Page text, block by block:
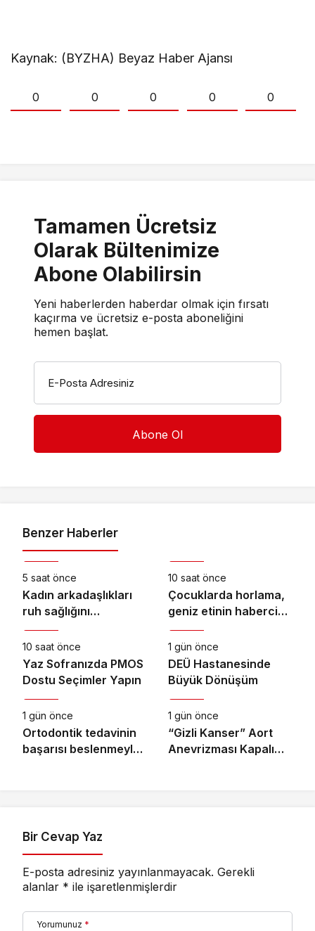
Kaynak: (BYZHA) Beyaz Haber Ajansı
0 0 0 0 0
Tamamen Ücretsiz
Olarak Bültenimize
Abone Olabilirsin
Yeni haberlerden haberdar olmak için fırsatı
kaçırma ve ücretsiz e-posta aboneliğini
hemen başlat.
E-Posta Adresiniz
Benzer Haberler
Sağlık
5 saat önce
Kadın arkadaşlıkları
ruh sağlığını
güçlendiriyor!
10 saat önce
Çocuklarda horlama,
geniz etinin habercisi
olabilir!
10 saat önce
Yaz Sofranızda PMOS
Dostu Seçimler Yapın
1 gün önce
DEÜ Hastanesinde
Büyük Dönüşüm
1 gün önce
Ortodontik tedavinin
başarısı beslenmeyle
1 gün önce
“Gizli Kanser” Aort
Anevrizması Kapalı
Bir Cevap Yaz
E-posta adresiniz yayınlanmayacak. Gerekli
alanlar * ile işaretlenmişlerdir
Yorumunuz *